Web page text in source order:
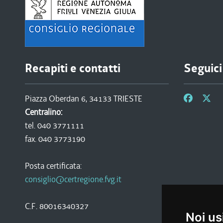
Noi
Recapiti e contatti
Piazza Oberdan 6, 34133 TRIESTE
Centralino:
tel. 040 3771111
fax. 040 3773190
Posta certificata:
consiglio@certregione.fvg.it
C.F. 80016340327